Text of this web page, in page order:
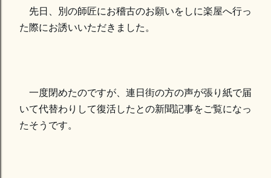
先日、別の師匠にお稽古のお願いをしに楽屋へ行っ
た際にお誘いいただきました。
一度閉めたのですが、連日街の方の声が張り紙で届
いて代替わりして復活したとの新聞記事をご覧になっ
たそうです。